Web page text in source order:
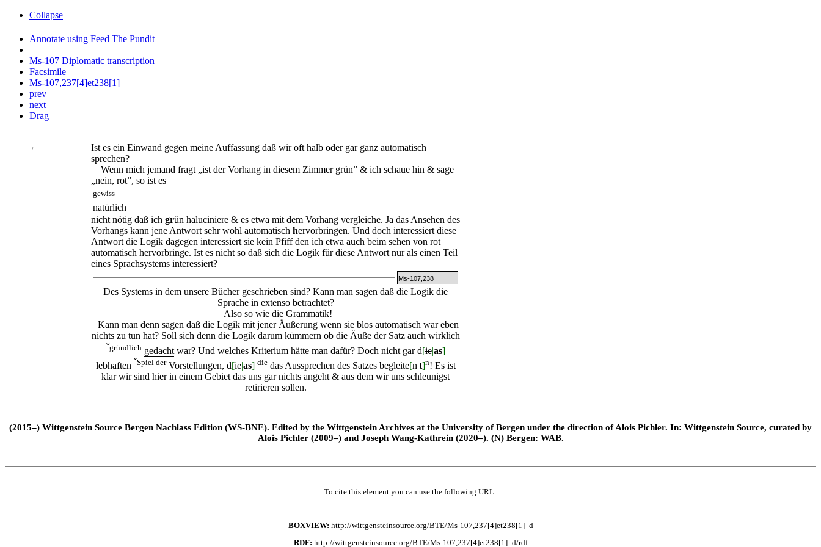
Collapse
Annotate using Feed The Pundit
Ms-107 Diplomatic transcription
Facsimile
Ms-107,237[4]et238[1]
prev
next
Drag
/
Ist es ein Einwand gegen meine Auffassung daß wir oft halb oder gar ganz automatisch
sprechen?
Wenn mich jemand fragt „ist der Vorhang in diesem Zimmer grün” & ich schaue hin & sage
„nein, rot”, so ist es
gewiss
natürlich
nicht nötig daß ich grün haluciniere & es etwa mit dem Vorhang vergleiche. Ja das Ansehen des
Vorhangs kann jene Antwort sehr wohl automatisch hervorbringen. Und doch interessiert diese
Antwort die Logik dagegen interessiert sie kein Pfiff den ich etwa auch beim sehen von rot
automatisch hervorbringe. Ist es nicht so daß sich die Logik für diese Antwort nur als einen Teil
eines Sprachsystems interessiert?
Ms-107,238
Des Systems in dem unsere Bücher geschrieben sind? Kann man sagen daß die Logik die
Sprache in extenso betrachtet?
Also so wie die Grammatik!
Kann man denn sagen daß die Logik mit jener Äußerung wenn sie blos automatisch war eben
nichts zu tun hat? Soll sich denn die Logik darum kümmern obdie Äußeder Satz auch wirklich
ˇgründlich gedachtwar? Und welches Kriterium hätte man dafür? Doch nicht gar d[ie|as]
lebhaften ˇSpiel derVorstellungen, d[ie|as] diedas Aussprechen des Satzes begleite[n|t]n! Es ist
klar wir sind hier in einem Gebiet das uns gar nichts angeht & aus dem wiruns schleunigst
retirieren sollen.
(2015–) Wittgenstein Source Bergen Nachlass Edition (WS-BNE). Edited by the Wittgenstein Archives at the University of Bergen under the direction of Alois Pichler. In: Wittgenstein Source, curated by
Alois Pichler (2009–) and Joseph Wang-Kathrein (2020–). (N) Bergen: WAB.
To cite this element you can use the following URL:
BOXVIEW: http://wittgensteinsource.org/BTE/Ms-107,237[4]et238[1]_d
RDF: http://wittgensteinsource.org/BTE/Ms-107,237[4]et238[1]_d/rdf